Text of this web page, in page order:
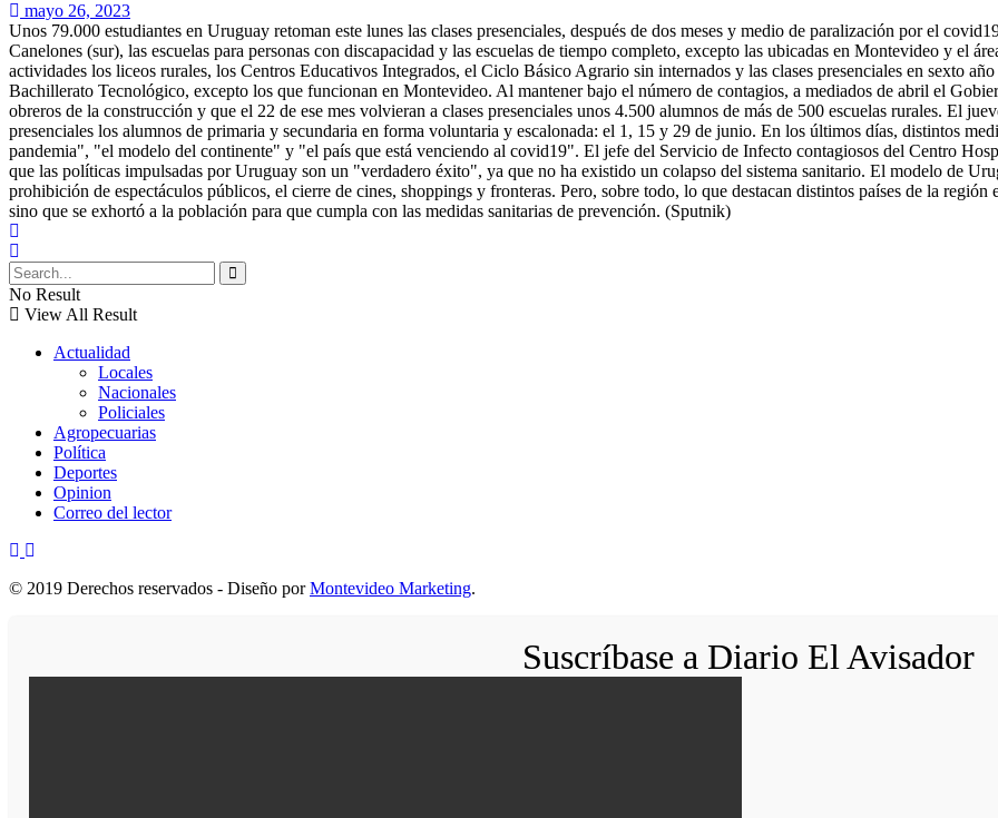
mayo 26, 2023
Unos 79.000 estudiantes en Uruguay retoman este lunes las clases presenciales, después de dos meses y medio de paralización por el
Canelones (sur), las escuelas para personas con discapacidad y las escuelas de tiempo completo, excepto las ubicadas en Montevideo y el
actividades los liceos rurales, los Centros Educativos Integrados, el Ciclo Básico Agrario sin internados y las clases presenciales en sexto
Bachillerato Tecnológico, excepto los que funcionan en Montevideo. Al mantener bajo el número de contagios, a mediados de abril el
obreros de la construcción y que el 22 de ese mes volvieran a clases presenciales unos 4.500 alumnos de más de 500 escuelas rurales. El
presenciales los alumnos de primaria y secundaria en forma voluntaria y escalonada: el 1, 15 y 29 de junio. En los últimos días, distintos
pandemia", "el modelo del continente" y "el país que está venciendo al covid19". El jefe del Servicio de Infecto contagiosos del Centro
que las políticas impulsadas por Uruguay son un "verdadero éxito", ya que no ha existido un colapso del sistema sanitario. El modelo de
prohibición de espectáculos públicos, el cierre de cines, shoppings y fronteras. Pero, sobre todo, lo que destacan distintos países de la
sino que se exhortó a la población para que cumpla con las medidas sanitarias de prevención. (Sputnik)
No Result
View All Result
Actualidad
Locales
Nacionales
Policiales
Agropecuarias
Política
Deportes
Opinion
Correo del lector
© 2019 Derechos reservados - Diseño porMontevideo Marketing.
Suscríbase a Diario El Avisador